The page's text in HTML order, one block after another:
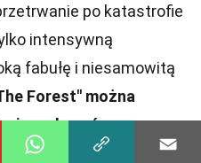
po katastrofie
intensywną
fabułę i niesamowitą
Forest" można
polować na
tajemnice wyspy?